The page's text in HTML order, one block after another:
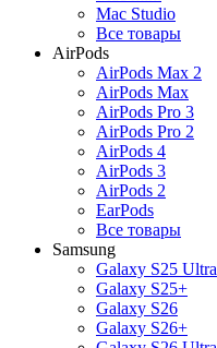
Mac Studio
Все товары
AirPods
AirPods Max 2
AirPods Max
AirPods Pro 3
AirPods Pro 2
AirPods 4
AirPods 3
AirPods 2
EarPods
Все товары
Samsung
Galaxy S25 Ultra
Galaxy S25+
Galaxy S26
Galaxy S26+